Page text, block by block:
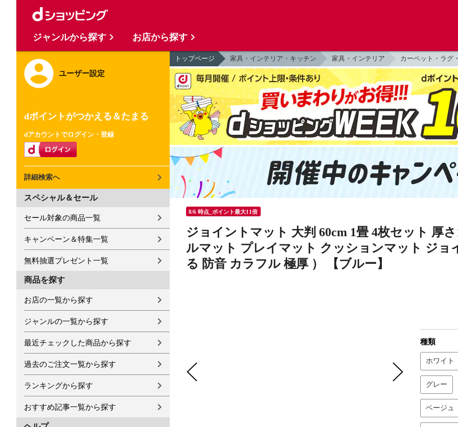
ユーザー設定
dポイントがつかえる＆たまる
dアカウントでログイン・登録
詳細検索へ
スペシャル＆セール
セール対象の商品一覧
キャンペーン＆特集一覧
無料抽選プレゼント一覧
商品を探す
お店の一覧から探す
ジャンルの一覧から探す
最近チェックした商品から探す
過去のご注文一覧から探す
ランキングから探す
おすすめ記事一覧から探す
トップページ 家具・インテリア・キッチン 家具・インテリア カーペット・ラグ
8/6 時点_ポイント最大11倍
ジョイントマット 大判 60cm 1畳 4枚セット 厚
ルマット プレイマット クッションマット ジョ
る 防音 カラフル 極厚 ） 【ブルー】
種類
ホワイト
グレー
ベージュ
ジャンルから探す お店から探す